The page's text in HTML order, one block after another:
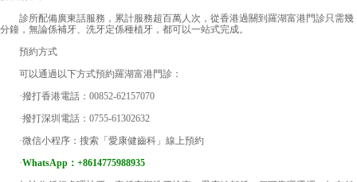
診所配備廣東話服務，累計服務超百萬人次，從香港過關到羅湖富港門診只需幾
分鐘，無論係補牙、洗牙定係種植牙，都可以一站式完成。
預約方式
可以通過以下方式預約羅湖富港門診：
·撥打香港電話： 00852-62157070
·撥打深圳電話： 0755-61302632
·微信小程序：搜索「愛康健齒科」線上預約
·WhatsApp：+8614775988935